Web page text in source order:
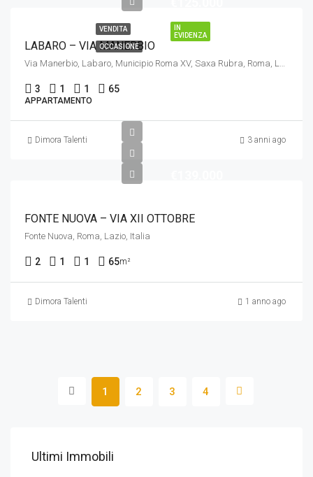
IN
EVIDENZA
VENDITA
OCCASIONE
LABARO – VIA MANERBIO
Via Manerbio, Labaro, Municipio Roma XV, Saxa Rubra, Roma, Lazio, 00188, Italia
3 1 1 65
APPARTAMENTO
Dimora Talenti 3 anni ago
FONTE NUOVA – VIA XII OTTOBRE
Fonte Nuova, Roma, Lazio, Italia
2 1 1 65m²
Dimora Talenti 1 anno ago
1 2 3 4
Ultimi Immobili